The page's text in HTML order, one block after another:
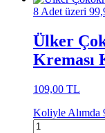
8 Adet üzeri
Ülker
Kreması
109,00 TL
Koliyle Alımda